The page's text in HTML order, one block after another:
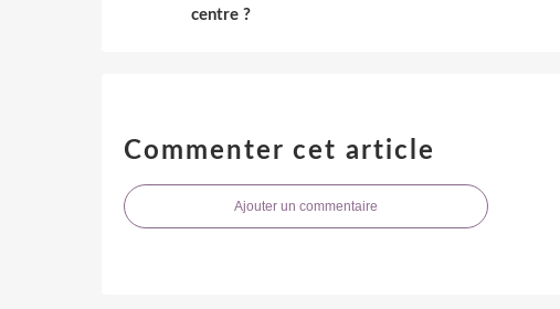
centre ?
Commenter cet article
Ajouter un commentaire